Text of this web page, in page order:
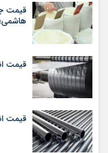
قیمت
قیمت